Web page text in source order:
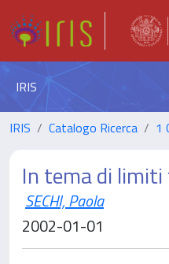
IRIS
IRIS Catalogo Ricerca 1
In tema di
SECHI, Paola
2002-01-01